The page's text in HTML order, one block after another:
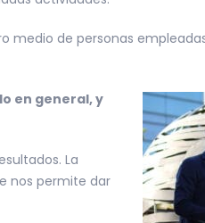
medio de personas
en general, y
La
nos permite dar